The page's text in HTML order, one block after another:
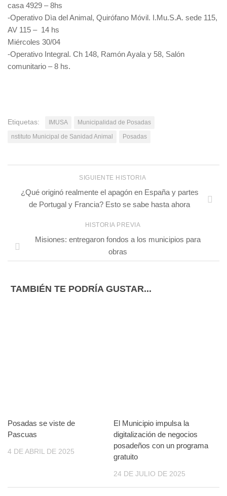
casa 4929 – 8hs
-Operativo Dìa del Animal, Quirófano Móvil. I.Mu.S.A. sede 115,
AV 115 – 14 hs
Miércoles 30/04
-Operativo Integral. Ch 148, Ramón Ayala y 58, Salón
comunitario – 8 hs.
Etiquetas: IMUSA
Municipalidad de Posadas
nstituto Municipal de Sanidad Animal
Posadas
SIGUIENTE HISTORIA
¿Qué originó realmente el apagón en España y partes
de Portugal y Francia? Esto se sabe hasta ahora
HISTORIA PREVIA
Misiones: entregaron fondos a los municipios para
obras
TAMBIÉN TE PODRÍA GUSTAR...
Posadas se viste de
Pascuas
4 DE ABRIL DE 2025
El Municipio impulsa la
digitalización de negocios
posadeños con un programa
gratuito
24 DE JULIO DE 2025